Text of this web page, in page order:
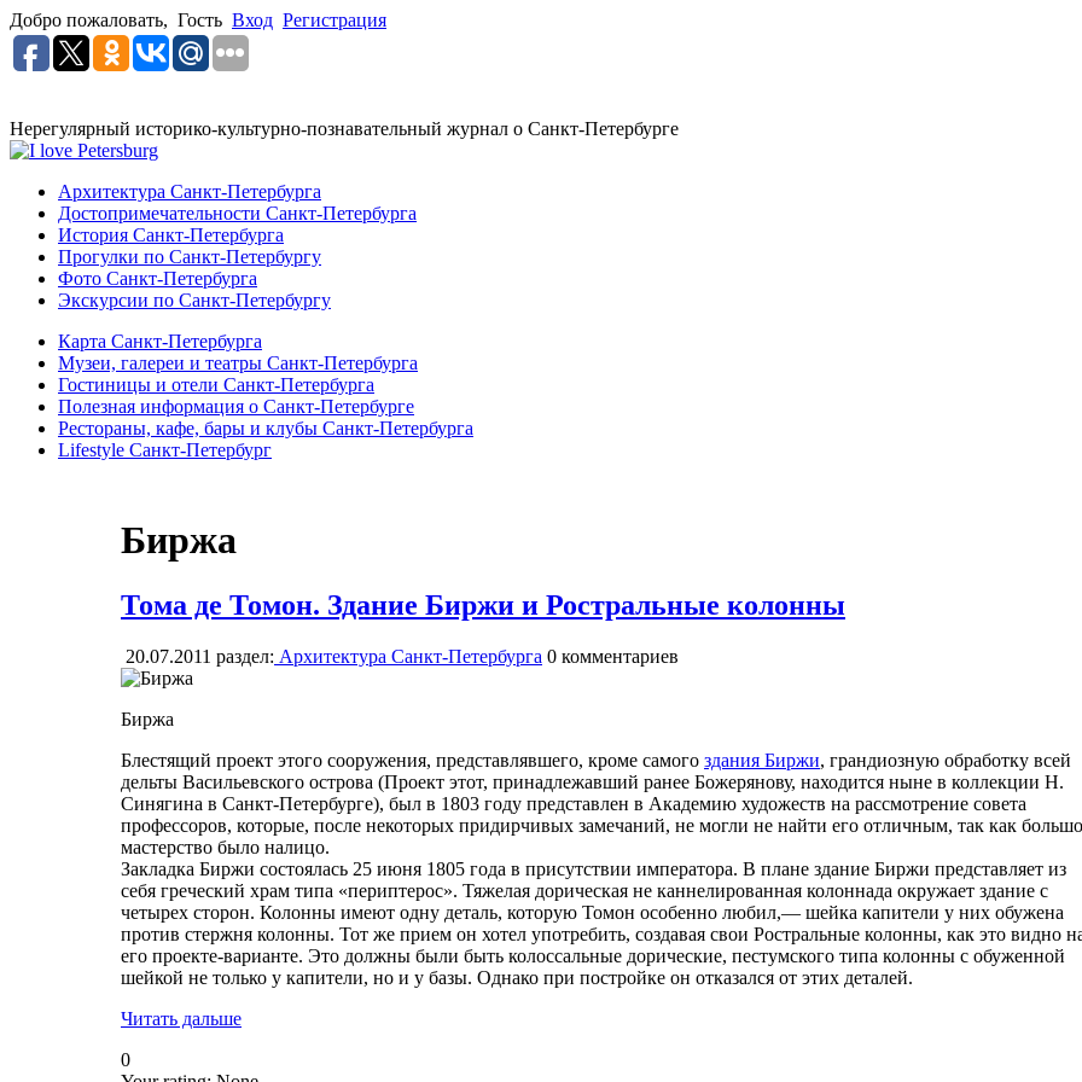
Добро пожаловать, Гость Вход Регистрация
Нерегулярный историко-культурно-познавательный журнал о Санкт-Петербурге
Архитектура Санкт-Петербурга
Достопримечательности Санкт-Петербурга
История Санкт-Петербурга
Прогулки по Санкт-Петербургу
Фото Санкт-Петербурга
Экскурсии по Санкт-Петербургу
Карта Санкт-Петербурга
Музеи, галереи и театры Санкт-Петербурга
Гостиницы и отели Санкт-Петербурга
Полезная информация о Санкт-Петербурге
Рестораны, кафе, бары и клубы Санкт-Петербурга
Lifestyle Санкт-Петербург
Биржа
Тома де Томон. Здание Биржи и Ростральные колонны
20.07.2011 раздел: Архитектура Санкт-Петербурга 0 комментариев
Биржа
Блестящий проект этого сооружения, представлявшего, кроме самого здания Биржи, грандиозную обработку всей
дельты Васильевского острова (Проект этот, принадлежавший ранее Божерянову, находится ныне в коллекции Н.
Синягина в Санкт-Петербурге), был в 1803 году представлен в Академию художеств на рассмотрение совета
профессоров, которые, после некоторых придирчивых замечаний, не могли не найти его отличным, так как
мастерство было налицо.
Закладка Биржи состоялась 25 июня 1805 года в присутствии императора. В плане здание Биржи представляет из
себя греческий храм типа «периптерос». Тяжелая дорическая не каннелированная колоннада окружает здание с
четырех сторон. Колонны имеют одну деталь, которую Томон особенно любил,— шейка капители у них обужена
против стержня колонны. Тот же прием он хотел употребить, создавая свои Ростральные колонны, как это видно
его проекте-варианте. Это должны были быть колоссальные дорические, пестумского типа колонны с обуженной
шейкой не только у капители, но и у базы. Однако при постройке он отказался от этих деталей.
Читать дальше
0